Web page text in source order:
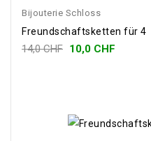
Bijouterie Schloss
Freundschaftsketten für 4
14,0 CHF 10,0 CHF